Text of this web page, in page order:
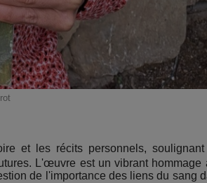
et les récits personnels,
L'œuvre est un vibrant hommage
de l'importance des liens du sang